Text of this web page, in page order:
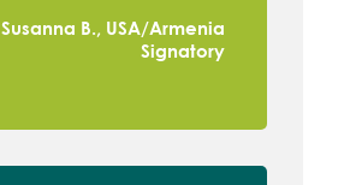
Susanna B., USA/Armenia
Signatory